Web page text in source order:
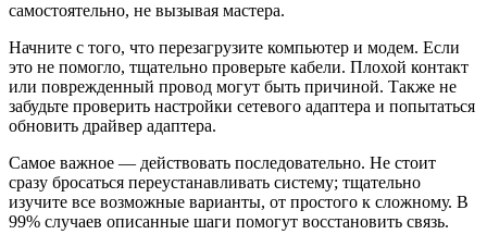
самостоятельно, не вызывая мастера.
Начните с того, что перезагрузите компьютер и модем. Если
это не помогло, тщательно проверьте кабели. Плохой контакт
или поврежденный провод могут быть причиной. Также не
забудьте проверить настройки сетевого адаптера и попытаться
обновить драйвер адаптера.
Самое важное — действовать последовательно. Не стоит
сразу бросаться переустанавливать систему; тщательно
изучите все возможные варианты, от простого к сложному. В
99% случаев описанные шаги помогут восстановить связь.